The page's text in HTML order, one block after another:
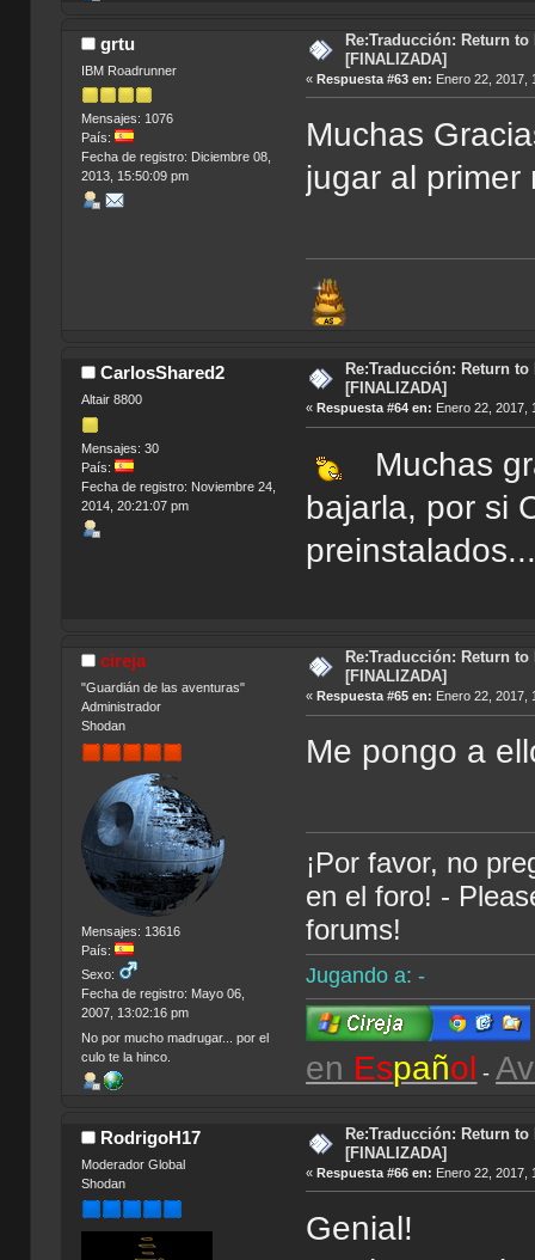
grtu
IBM Roadrunner
Mensajes: 1076
País:
Fecha de registro: Diciembre 08,
2013, 15:50:09 pm
Re:Traducción: Return
[FINALIZADA]
«Respuesta #63 en: Enero 22, 2017,
Muchas
jugar al primer
CarlosShared2
Altair 8800
Mensajes: 30
País:
Fecha de registro: Noviembre 24,
2014, 20:21:07 pm
Re:Traducción: Return
[FINALIZADA]
«Respuesta #64 en: Enero 22, 2017,
Muchas
bajarla, por si
cireja
"Guardián de las aventuras"
Administrador
Shodan
Mensajes: 13616
País:
Sexo:
Fecha de registro: Mayo 06,
2007, 13:02:16 pm
No por mucho madrugar... por el
culo te la hinco.
Re:Traducción: Return
[FINALIZADA]
«Respuesta #65 en: Enero 22, 2017,
Me pongo a
¡Por favor, no
en el foro! -
forums!
Jugando a: -
en Español -
RodrigoH17
Moderador Global
Shodan
Re:Traducción: Return
[FINALIZADA]
«Respuesta #66 en: Enero 22, 2017,
Genial!